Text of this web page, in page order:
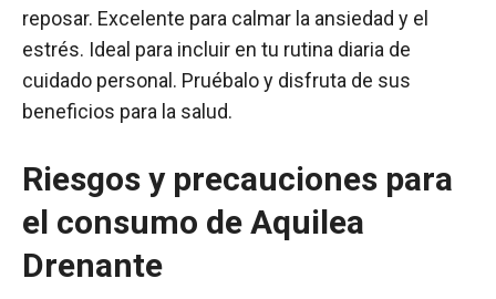
reposar. Excelente para calmar la ansiedad y el
estrés. Ideal para incluir en tu rutina diaria de
cuidado personal. Pruébalo y disfruta de sus
beneficios para la salud.
Riesgos y precauciones para
el consumo de Aquilea
Drenante